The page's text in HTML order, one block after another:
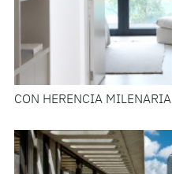
CON HERENCIA MILENARIA